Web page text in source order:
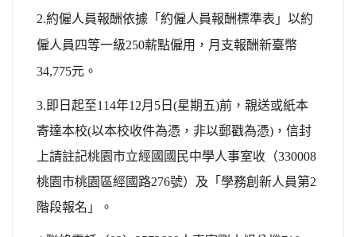
2.約僱人員報酬依據「約僱人員報酬標準表」以約
僱人員四等一級250薪點僱用，月支報酬新臺幣
34,775元。
3. 即日起至114年12月5日(星期五)前，親送或紙本
寄達本校(以本校收件為憑，非以郵戳為憑)，信封
上請註記桃園市立經國國民中學人事室收（330008
桃園市桃園區經國路276號）及「學務創新人員第2
階段報名」。